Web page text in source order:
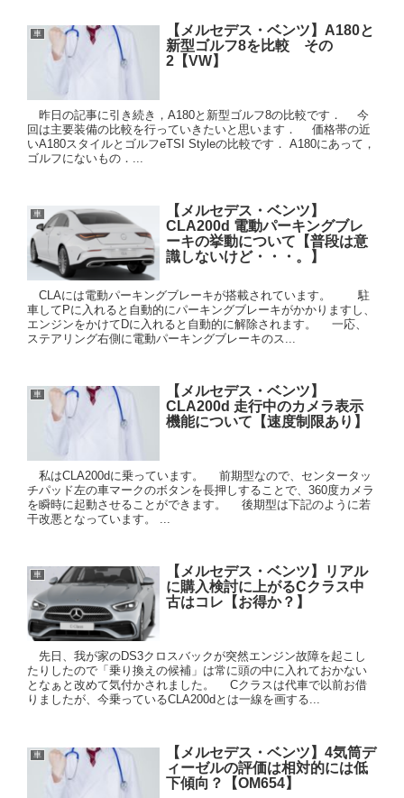
車
【メルセデス・ベンツ】A180と
新型ゴルフ8を比較 その
2【VW】
昨日の記事に引き続き，A180と新型ゴルフ8の比較です． 今
回は主要装備の比較を行っていきたいと思います． 価格帯の近
いA180スタイルとゴルフeTSI Styleの比較です． A180にあって，
ゴルフにないもの．...
車
【メルセデス・ベンツ】
CLA200d 電動パーキングブレ
ーキの挙動について【普段は意
識しないけど・・・。】
CLAには電動パーキングブレーキが搭載されています。 駐
車してPに入れると自動的にパーキングブレーキがかかりますし、
エンジンをかけてDに入れると自動的に解除されます。 一応、
ステアリング右側に電動パーキングブレーキのス...
車
【メルセデス・ベンツ】
CLA200d 走行中のカメラ表示
機能について【速度制限あり】
私はCLA200dに乗っています。 前期型なので、センタータッ
チパッド左の車マークのボタンを長押しすることで、360度カメラ
を瞬時に起動させることができます。 後期型は下記のように若
干改悪となっています。 ...
車
【メルセデス・ベンツ】リアル
に購入検討に上がるCクラス中
古はコレ【お得か？】
先日、我が家のDS3クロスバックが突然エンジン故障を起こし
たりしたので「乗り換えの候補」は常に頭の中に入れておかない
となぁと改めて気付かされました。 Cクラスは代車で以前お借
りましたが、今乗っているCLA200dとは一線を画する...
車
【メルセデス・ベンツ】4気筒デ
ィーゼルの評価は相対的には低
下傾向？【OM654】